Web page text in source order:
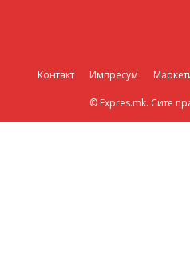
Контакт Импресум
© Expres.mk. Сите